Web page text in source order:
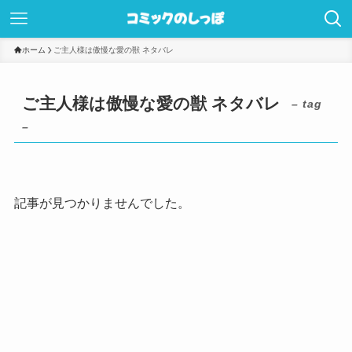
ホーム ご主人様は傲慢な愛の獣 ネタバレ
ご主人様は傲慢な愛の獣 ネタバレ
– tag
–
記事が見つかりませんでした。